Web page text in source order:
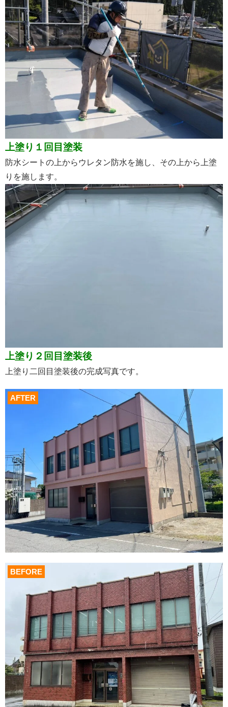
上塗り１回目塗装
防水シートの上からウレタン防水を施し、その上から上塗
りを施します。
上塗り２回目塗装後
上塗り二回目塗装後の完成写真です。
AFTER
BEFORE